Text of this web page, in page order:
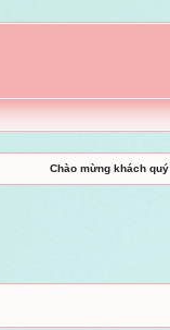
Chào mừng khách quý